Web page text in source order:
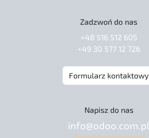
Zadzwoń do nas
+48 516 512 605
+49 30 577 12 726
Formularz kontaktowy
Napisz do nas
info@odoo.com.pl